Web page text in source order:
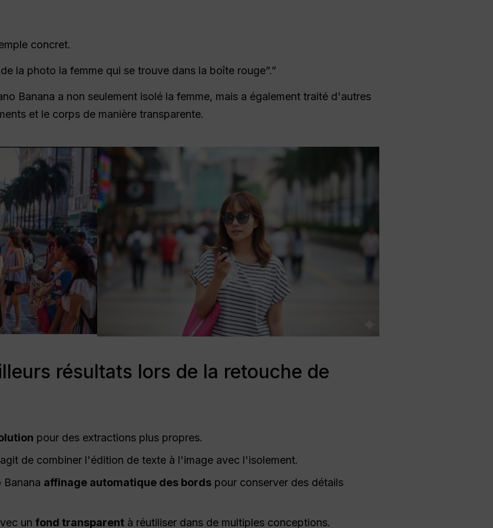
concret.
la photo la femme qui se trouve dans la boîte rouge”.”
Banana a non seulement isolé la femme, mais a également traité d'autres
et le corps de manière transparente.
résultats lors de la retouche de
pour des extractions plus propres.
de combiner l'édition de texte à l'image avec l'isolement.
affinage automatique des bords pour conserver des détails
un fond transparent à réutiliser dans de multiples conceptions.